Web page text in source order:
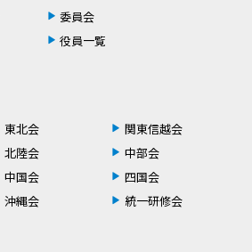
委員会
役員一覧
東北会
関東信越会
北陸会
中部会
中国会
四国会
沖縄会 統一研修会